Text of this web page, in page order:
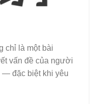
chỉ là một bài
vấn đề của người
— đặc biệt khi yêu